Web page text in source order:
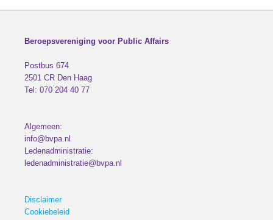
Beroepsvereniging voor Public Affairs
Postbus 674
2501 CR Den Haag
Tel: 070 204 40 77
Algemeen:
info@bvpa.nl
Ledenadministratie:
ledenadministratie@bvpa.nl
Disclaimer
Cookiebeleid